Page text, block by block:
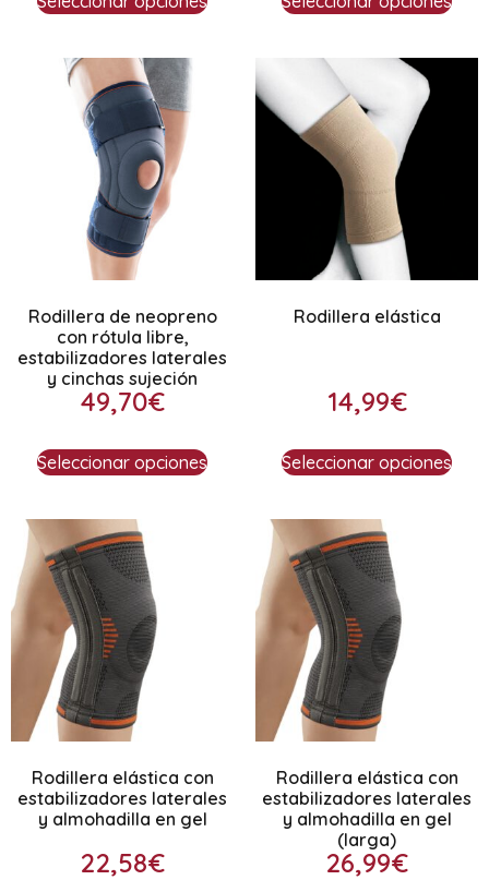
Rodillera de neopreno
con rótula libre,
estabilizadores laterales
y cinchas sujeción
49,70€
Seleccionar opciones
Rodillera elástica
14,99€
Seleccionar opciones
Rodillera elástica con
estabilizadores laterales
y almohadilla en gel
22,58€
Rodillera elástica con
estabilizadores laterales
y almohadilla en gel
(larga)
26,99€